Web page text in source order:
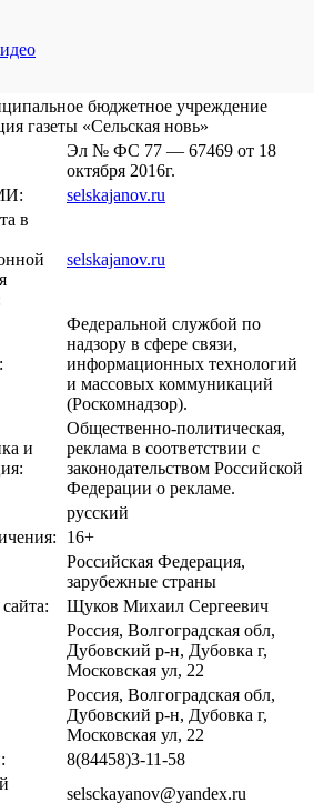
бюджетное учреждение
газеты «Сельская новь»
Эл № ФС 77 — 67469 от 18
октября 2016г.
selskajanov.ru
в
selskajanov.ru
Федеральной службой по
надзору в сфере связи,
информационных технологий
и массовых коммуникаций
(Роскомнадзор).
и
Общественно-политическая,
реклама в соответствии с
законодательством Российской
Федерации о рекламе.
русский
16+
Российская Федерация,
зарубежные страны
Щуков Михаил Сергеевич
Россия, Волгоградская обл,
Дубовский р-н, Дубовка г,
Московская ул, 22
Россия, Волгоградская обл,
Дубовский р-н, Дубовка г,
Московская ул, 22
8(84458)3-11-58
selsckayanov@yandex.ru